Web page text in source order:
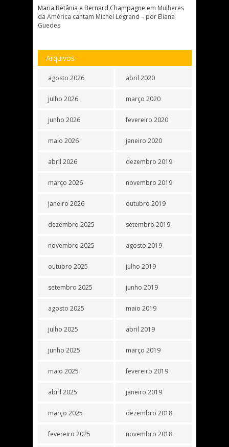
Maria Betânia e Bernard Champagne em Mulheres
da América cantam Michel Legrand – por Eliana
Guedes
Arquivos
agosto 2026
julho 2026
junho 2026
maio 2026
abril 2026
março 2026
janeiro 2026
dezembro 2025
novembro 2025
outubro 2025
setembro 2025
agosto 2025
julho 2025
junho 2025
maio 2025
abril 2025
março 2025
fevereiro 2025
abril 2020
março 2020
fevereiro 2020
janeiro 2020
dezembro 2019
novembro 2019
outubro 2019
setembro 2019
agosto 2019
julho 2019
junho 2019
maio 2019
abril 2019
março 2019
fevereiro 2019
janeiro 2019
dezembro 2018
novembro 2018